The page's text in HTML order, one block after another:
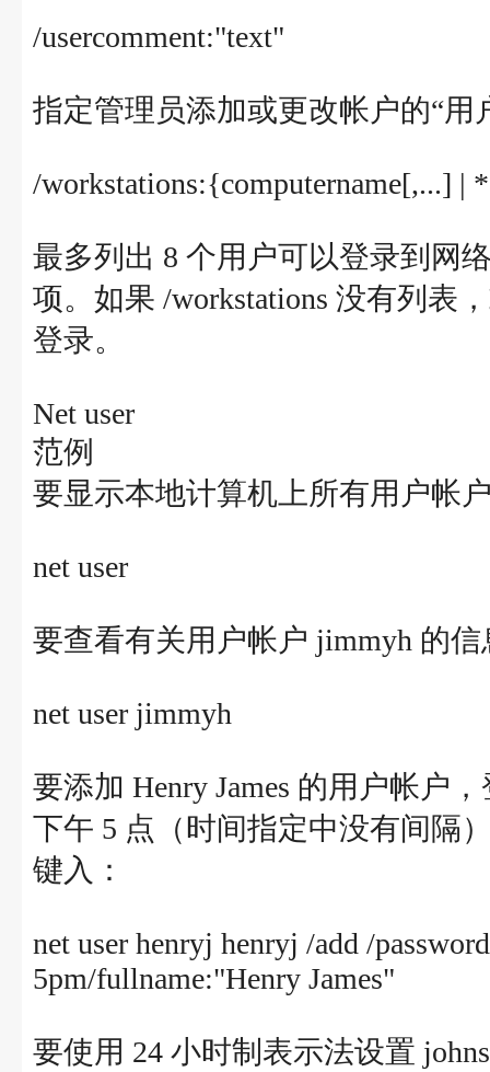
/usercomment:"text"
指定管理员添加或更改帐户的“用
/workstations:{computername[,...] |
最多列出 8 个用户可以登录到网
项。如果 /workstations 没有列表
登录。
Net user
范例
要显示本地计算机上所有用户帐
net user
要查看有关用户帐户 jimmyh 的
net user jimmyh
要添加 Henry James 的用户帐户
下午 5 点（时间指定中没有间隔
键入：
net user henryj henryj /add /
5pm/fullname:"Henry James"
要使用 24 小时制表示法设置